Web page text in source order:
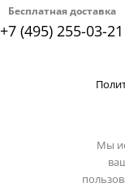
Бесплатная доставка
+7 (495) 255-03-21
Мы